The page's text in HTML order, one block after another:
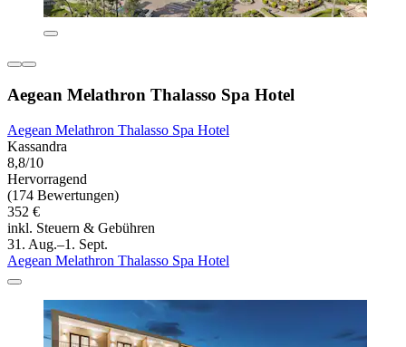
Aegean Melathron Thalasso Spa Hotel
Aegean Melathron Thalasso Spa Hotel
Kassandra
8,8/10
Hervorragend
(174 Bewertungen)
352 €
inkl. Steuern & Gebühren
31. Aug.–1. Sept.
Aegean Melathron Thalasso Spa Hotel